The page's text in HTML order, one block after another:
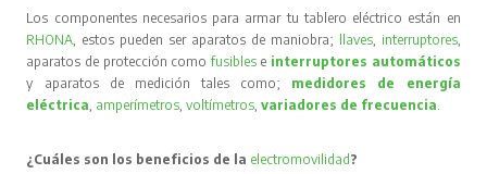
Los componentes necesarios para armar tu tablero eléctrico están en
RHONA , estos pueden ser aparatos de maniobra; llaves, interruptores,
aparatos de protección comofusibles e interruptores automáticos
y aparatos de medición tales como; medidores de energía
eléctrica amperímetros ,voltímetros ,variadores de frecuencia
¿Cuáles son los beneficios de la electromovilidad?